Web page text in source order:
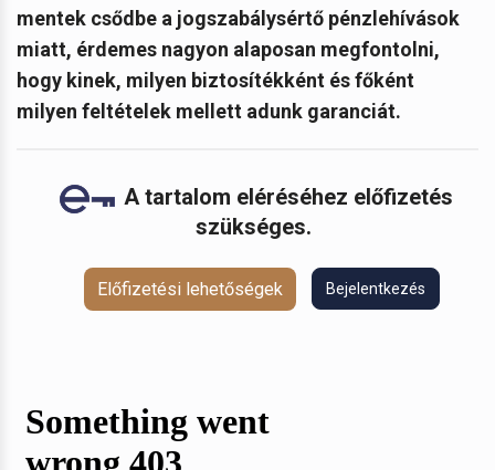
mentek csődbe a jogszabálysértő pénzlehívások
miatt, érdemes nagyon alaposan megfontolni,
hogy kinek, milyen biztosítékként és főként
milyen feltételek mellett adunk garanciát.
A tartalom eléréséhez előfizetés
szükséges.
Előfizetési lehetőségek Bejelentkezés